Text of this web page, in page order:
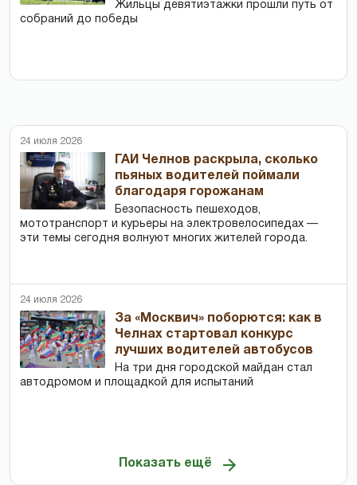
Жильцы девятиэтажки прошли путь от
собраний до победы
24 июля 2026
ГАИ Челнов раскрыла, сколько
пьяных водителей поймали
благодаря горожанам
Безопасность пешеходов,
мототранспорт и курьеры на электровелосипедах —
эти темы сегодня волнуют многих жителей города.
24 июля 2026
За «Москвич» поборются: как в
Челнах стартовал конкурс
лучших водителей автобусов
На три дня городской майдан стал
автодромом и площадкой для испытаний
Показать ещё